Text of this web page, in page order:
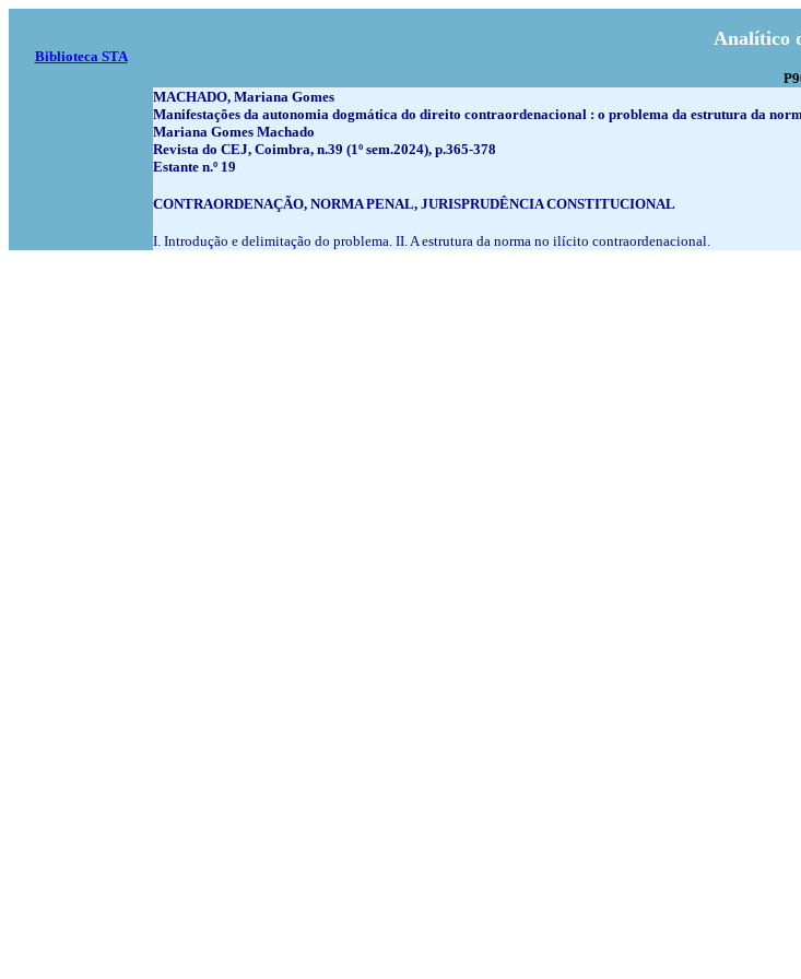
Biblioteca STA
Analítico
MACHADO, Mariana Gomes
Manifestações da autonomia dogmática do direito contraordenacional : o problema da estrutura da
Mariana Gomes Machado
Revista do CEJ, Coimbra, n.39 (1º sem.2024), p.365-378
Estante n.º 19
CONTRAORDENAÇÃO, NORMA PENAL, JURISPRUDÊNCIA CONSTITUCIONAL
I. Introdução e delimitação do problema. II. A estrutura da norma no ilícito contraordenacional.